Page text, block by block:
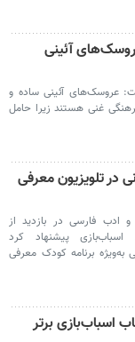
آئینی
عروسک‌های آئینی ساده و
غنی هستند زیرا حامل
در تلویزیون معرفی
ادب فارسی در بازدید از
پیشنهاد کرد
به‌ویژه برنامه کودک معرفی
اسباب‌بازی برتر